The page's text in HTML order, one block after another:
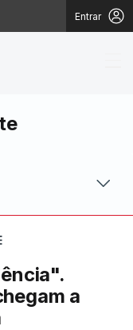
Entrar
a